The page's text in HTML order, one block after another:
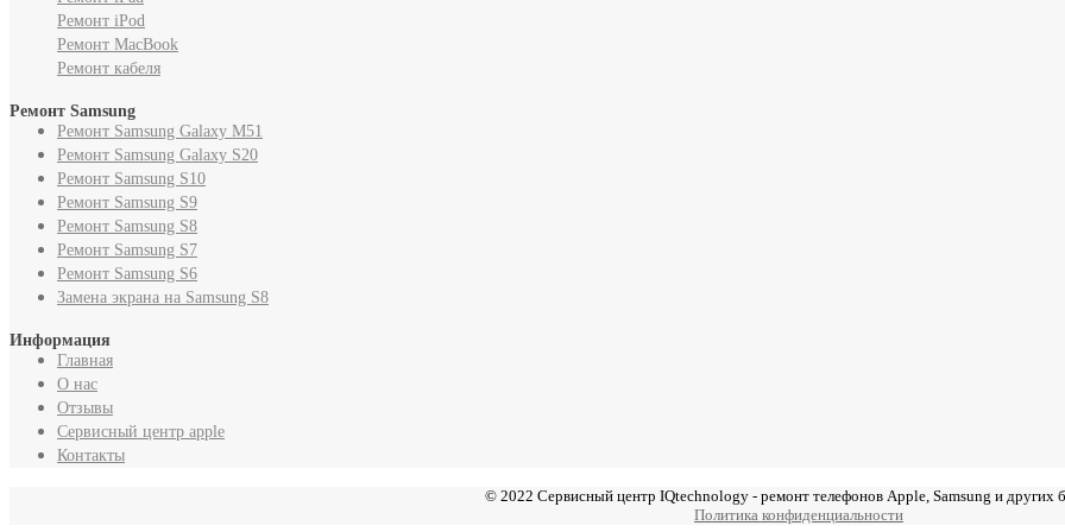
Ремонт iPod
Ремонт MacBook
Ремонт кабеля
Ремонт Samsung
Ремонт Samsung Galaxy M51
Ремонт Samsung Galaxy S20
Ремонт Samsung S10
Ремонт Samsung S9
Ремонт Samsung S8
Ремонт Samsung S7
Ремонт Samsung S6
Замена экрана на Samsung S8
Информация
Главная
О нас
Отзывы
Cервисный центр apple
Контакты
© 2022 Сервисный центр IQtechnology - ремонт телефонов Apple, Samsung и других
Политика конфиденциальности